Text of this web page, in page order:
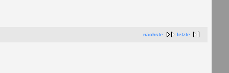
nächste letzte